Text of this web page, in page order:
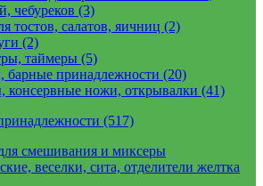
чебуреков (3)
тостов, салатов, яичниц (2)
(2)
таймеры (5)
принадлежности (20)
ножи, открывалки (41)
(517)
смешивания и миксеры
веселки, сита, отделители желтка